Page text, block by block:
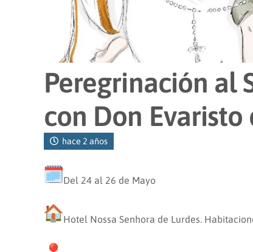
Peregrinación al
con Don Evaristo
hace 2 años
Del 24 al 26 de Mayo
Hotel Nossa Senhora de Lurdes.